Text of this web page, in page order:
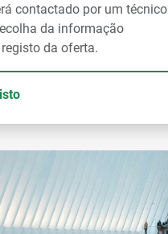
contactado por um técnico
da informação
da oferta.